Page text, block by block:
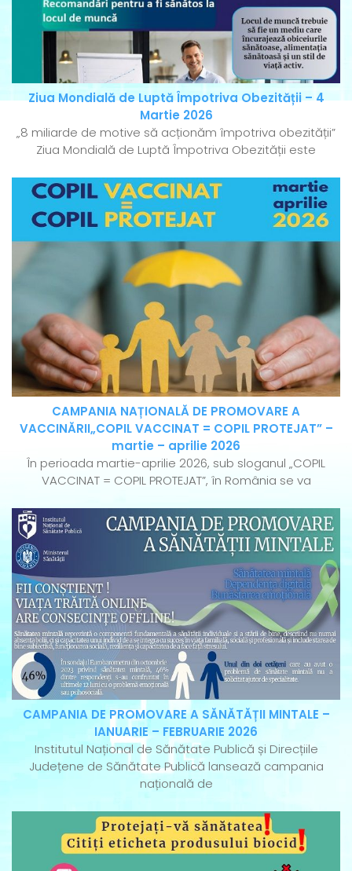
Ziua Mondială de Luptă Împotriva Obezității – 4
Martie 2026
„8 miliarde de motive să acționăm împotriva obezității”
Ziua Mondială de Luptă Împotriva Obezității este
CAMPANIA NAȚIONALĂ DE PROMOVARE A
VACCINĂRII„COPIL VACCINAT = COPIL PROTEJAT” –
martie – aprilie 2026
În perioada martie-aprilie 2026, sub sloganul „COPIL
VACCINAT = COPIL PROTEJAT”, în România se va
CAMPANIA DE PROMOVARE A SĂNĂTĂȚII MINTALE –
IANUARIE – FEBRUARIE 2026
Institutul Național de Sănătate Publică și Direcțiile
Județene de Sănătate Publică lansează campania
națională de